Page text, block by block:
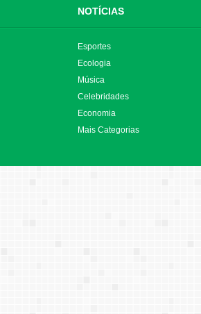
NOTÍCIAS
Esportes
Ecologia
Música
Celebridades
Economia
Mais Categorias